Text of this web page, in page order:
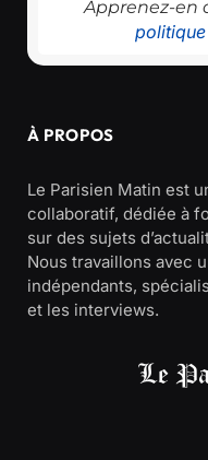
Apprenez-en
À PROPOS
Le Parisien Matin est
collaboratif, dédiée à
sur des sujets
Nous travaillons avec
indépendants,
et les interviews.